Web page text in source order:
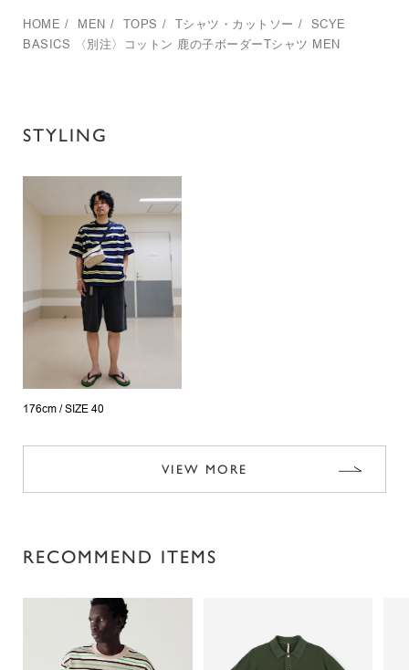
HOME / MEN / TOPS / Tシャツ・カットソー /
SCYE
BASICS
〈別注〉コットン 鹿の子ボーダーTシャツ MEN
STYLING
176cm / SIZE 40
VIEW MORE
RECOMMEND ITEMS